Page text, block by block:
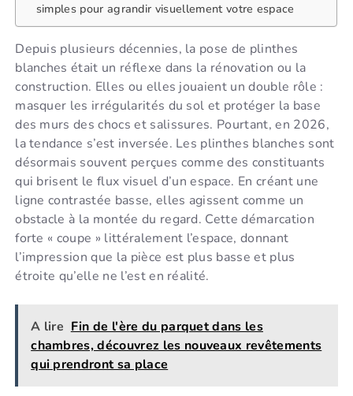
simples pour agrandir visuellement votre espace
Depuis plusieurs décennies, la pose de plinthes
blanches était un réflexe dans la rénovation ou la
construction. Elles ou elles jouaient un double rôle :
masquer les irrégularités du sol et protéger la base
des murs des chocs et salissures. Pourtant, en 2026,
la tendance s’est inversée. Les plinthes blanches sont
désormais souvent perçues comme des constituants
qui brisent le flux visuel d’un espace. En créant une
ligne contrastée basse, elles agissent comme un
obstacle à la montée du regard. Cette démarcation
forte « coupe » littéralement l’espace, donnant
l’impression que la pièce est plus basse et plus
étroite qu’elle ne l’est en réalité.
A lire Fin de l'ère du parquet dans les
chambres, découvrez les nouveaux revêtements
qui prendront sa place